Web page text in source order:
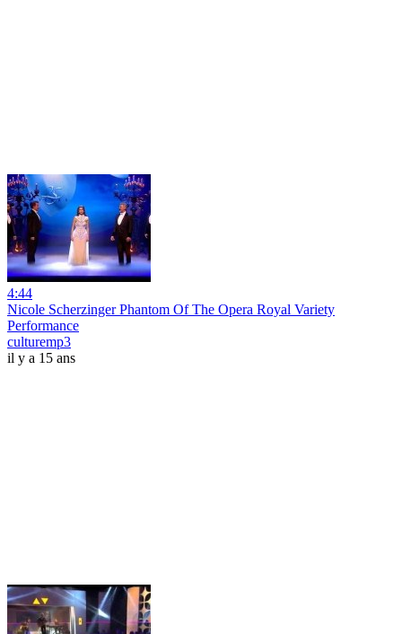
4:44
Nicole Scherzinger Phantom Of The Opera Royal Variety
Performance
culturemp3
il y a 15 ans